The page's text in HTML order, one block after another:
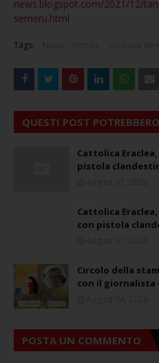
news.blogspot.com/2021/12/
semeru.html
Tags:
QUESTI POST
Cattolica
pistola
Cattolica
con pistola
Circolo della
con il giornalista
POSTA UN COMMENTO